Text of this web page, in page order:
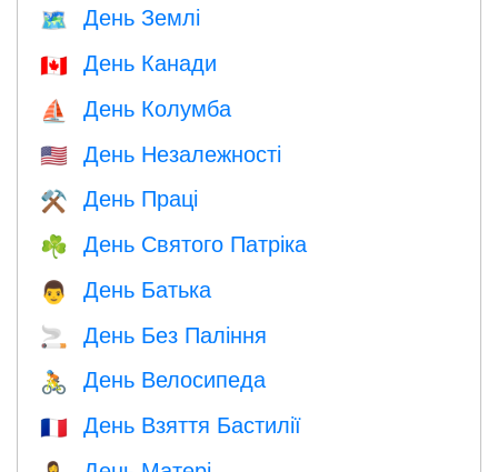
🗺️ День Землі
🇨🇦 День Канади
⛵️ День Колумба
🇺🇸 День Незалежності
⚒️ День Праці
☘️ День Святого Патріка
👨 День Батька
🚬 День Без Паління
🚴 День Велосипеда
🇫🇷 День Взяття Бастилії